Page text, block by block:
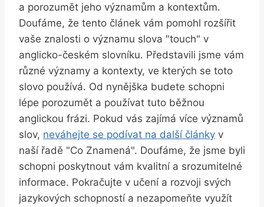
a porozumět jeho významům a kontextům.
Doufáme, že tento článek vám pomohl rozšířit
vaše znalosti o významu slova "touch" v
anglicko-českém slovníku. Představili jsme vám
různé významy a kontexty, ve kterých se toto
slovo používá. Od nynějška budete schopni
lépe porozumět a používat tuto běžnou
anglickou frázi. Pokud vás zajímá více významů
slov, neváhejte se podívat na další články v
naší řadě "Co Znamená". Doufáme, že jsme byli
schopni poskytnout vám kvalitní a srozumitelné
informace. Pokračujte v učení a rozvoji svých
jazykových schopností a nezapomeňte využít